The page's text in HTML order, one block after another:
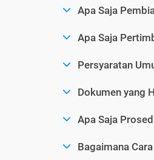
Apa Saja
Apa Saja
Persyaratan
Dokumen yang
Apa Saja
Bagaimana